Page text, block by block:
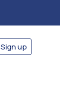
Sign up